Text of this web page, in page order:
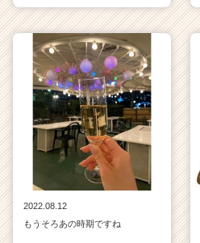
2022.08.12
もうそろあの時期ですね